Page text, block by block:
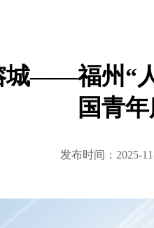
城——福州“
国青
发布时间：2025-